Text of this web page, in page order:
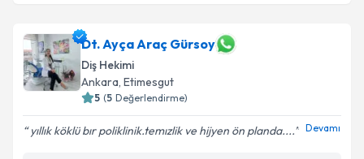
Dt. Ayça Araç Gürsoy
Diş Hekimi
Ankara, Etimesgut
5 (5 Değerlendirme)
yıllık köklü bır poliklinik.temızlik ve hijyen ön planda.... Devamı